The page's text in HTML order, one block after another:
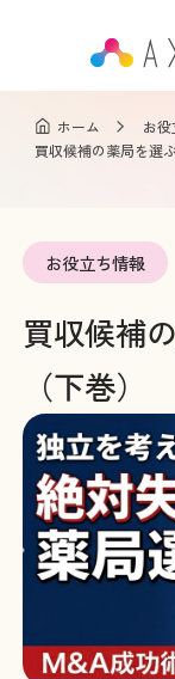
事業承継と
選ばれる理由
事業承継案件
承継者様の
お役立ちコ
よくある質
ホーム
お
買収候補の薬局を選
お役立ち情報
買収候補
（下巻）